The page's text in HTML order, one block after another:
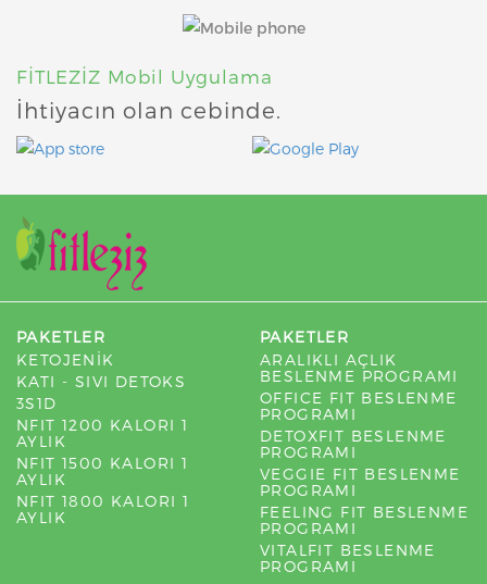
FİTLEZİZ Mobil Uygulama
İhtiyacın olan cebinde.
PAKETLER
KETOJENİK
KATI - SIVI DETOKS
3S1D
NFIT 1200 KALORI 1
AYLIK
NFIT 1500 KALORI 1
AYLIK
NFIT 1800 KALORI 1
AYLIK
PAKETLER
ARALIKLI AÇLIK
BESLENME PROGRAMI
OFFICE FIT BESLENME
PROGRAMI
DETOXFIT BESLENME
PROGRAMI
VEGGIE FIT BESLENME
PROGRAMI
FEELING FIT BESLENME
PROGRAMI
VITALFIT BESLENME
PROGRAMI